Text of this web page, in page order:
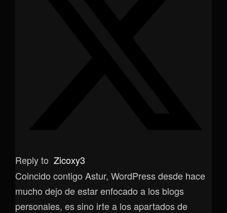
Reply to Zicoxy3
Coincido contigo Astur, WordPress desde hace
mucho dejo de estar enfocado a los blogs
personales, es sino irte a los apartados de